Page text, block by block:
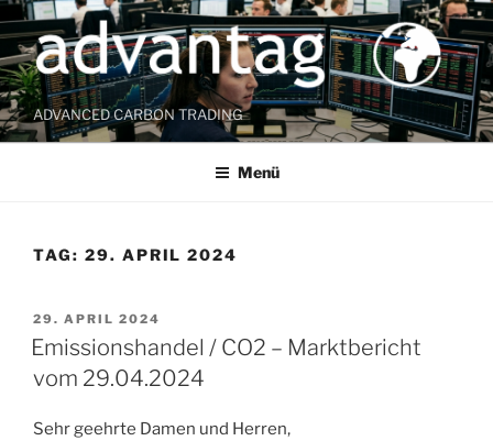
Zum
Inhalt
springen
ADVANCED CARBON TRADING
Menü
TAG: 29. APRIL 2024
VERÖFFENTLICHT
AM
29. APRIL 2024
Emissionshandel / CO2 – Marktbericht
vom 29.04.2024
Sehr geehrte Damen und Herren,